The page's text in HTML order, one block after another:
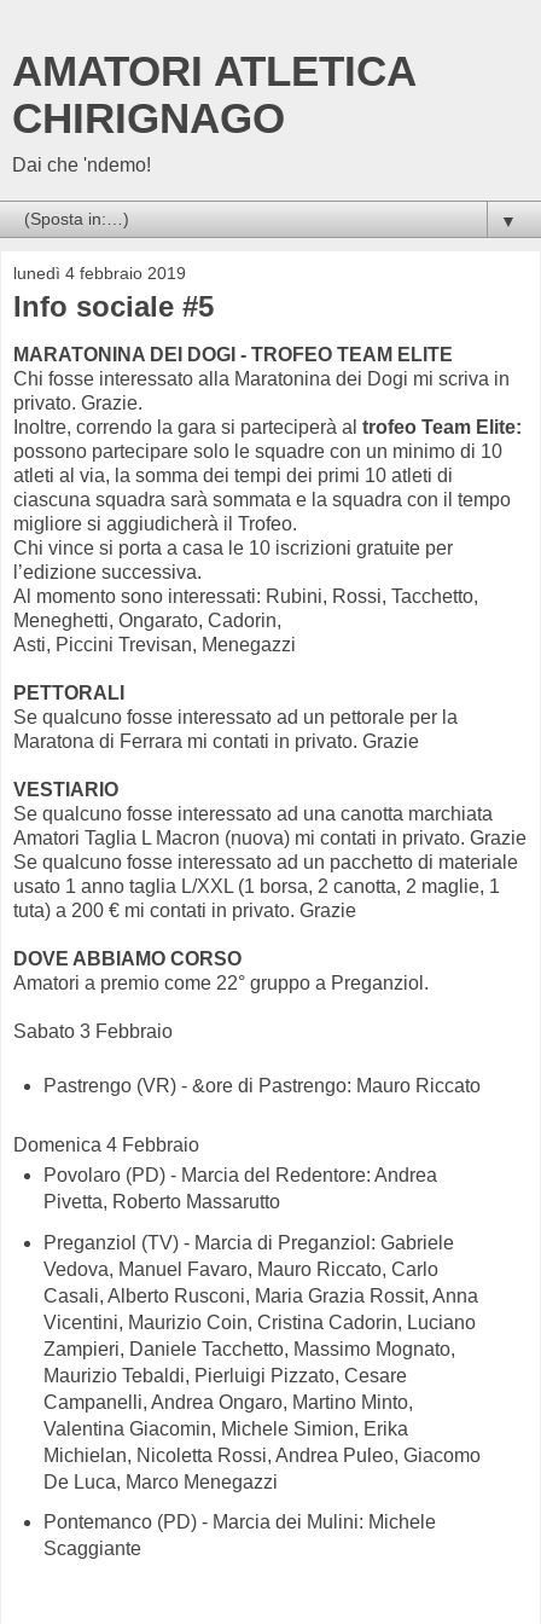
AMATORI ATLETICA
CHIRIGNAGO
Dai che 'ndemo!
▼
lunedì 4 febbraio 2019
Info sociale #5
MARATONINA DEI DOGI - TROFEO TEAM ELITE
Chi fosse interessato alla Maratonina dei Dogi mi scriva in
privato. Grazie.
Inoltre, correndo la gara si parteciperà al trofeo Team Elite:
possono partecipare solo le squadre con un minimo di 10
atleti al via, la somma dei tempi dei primi 10 atleti di
ciascuna squadra sarà sommata e la squadra con il tempo
migliore si aggiudicherà il Trofeo.
Chi vince si porta a casa le 10 iscrizioni gratuite per
l’edizione successiva.
Al momento sono interessati: Rubini, Rossi, Tacchetto,
Meneghetti, Ongarato, Cadorin,
Asti, Piccini Trevisan, Menegazzi
PETTORALI
Se qualcuno fosse interessato ad un pettorale per la
Maratona di Ferrara mi contati in privato. Grazie
VESTIARIO
Se qualcuno fosse interessato ad una canotta marchiata
Amatori Taglia L Macron (nuova) mi contati in privato. Grazie
Se qualcuno fosse interessato ad un pacchetto di materiale
usato 1 anno taglia L/XXL (1 borsa, 2 canotta, 2 maglie, 1
tuta) a 200 € mi contati in privato. Grazie
DOVE ABBIAMO CORSO
Amatori a premio come 22° gruppo a Preganziol.
Sabato 3 Febbraio
Pastrengo (VR) - &ore di Pastrengo: Mauro Riccato
Domenica 4 Febbraio
Povolaro (PD) - Marcia del Redentore: Andrea
Pivetta, Roberto Massarutto
Preganziol (TV) - Marcia di Preganziol: Gabriele
Vedova, Manuel Favaro, Mauro Riccato, Carlo
Casali, Alberto Rusconi, Maria Grazia Rossit, Anna
Vicentini, Maurizio Coin, Cristina Cadorin, Luciano
Zampieri, Daniele Tacchetto, Massimo Mognato,
Maurizio Tebaldi, Pierluigi Pizzato, Cesare
Campanelli, Andrea Ongaro, Martino Minto,
Valentina Giacomin, Michele Simion, Erika
Michielan, Nicoletta Rossi, Andrea Puleo, Giacomo
De Luca, Marco Menegazzi
Pontemanco (PD) - Marcia dei Mulini: Michele
Scaggiante